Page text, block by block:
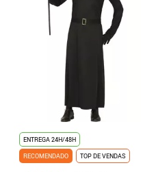
ENTREGA 24H/48H
RECOMENDADO
TOP DE VENDAS